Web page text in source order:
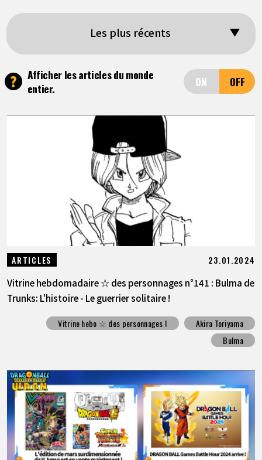
ARTICLES
LANGUAGE
JP
EN FR DE ES
Les plus récents
?
Afficher les articles du monde
entier.
ARTICLES 23.01.2024
Vitrine hebdomadaire ☆ des personnages n°141 : Bulma de
Trunks: L'histoire - Le guerrier solitaire !
Vitrine hebo ☆ des personnages !
Akira Toriyama
Bulma